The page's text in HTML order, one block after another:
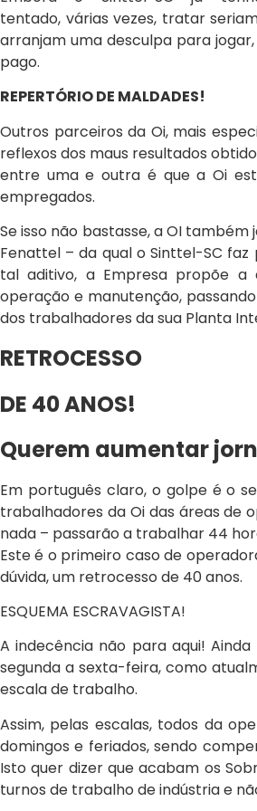
tentado, várias vezes, tratar
arranjam uma desculpa para
pago.
REPERTÓRIO DE MALDADES!
Outros parceiros da Oi, mais
reflexos dos maus resultados
entre uma e outra é que a Oi
empregados.
Se isso não bastasse, a OI
Fenattel – da qual o Sinttel-SC
tal aditivo, a Empresa propõe
operação e manutenção,
dos trabalhadores da sua Planta
RETROCESSO
DE 40 ANOS!
Querem aumentar
Em português claro, o golpe é o
trabalhadores da Oi das áreas de
nada – passarão a trabalhar 44
Este é o primeiro caso de
dúvida, um retrocesso de 40 anos.
ESQUEMA ESCRAVAGISTA!
A indecência não para aqui!
segunda a sexta-feira, como
escala de trabalho.
Assim, pelas escalas, todos da
domingos e feriados, sendo
Isto quer dizer que acabam os
turnos de trabalho de indústria e